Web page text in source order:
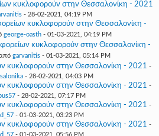
κυκλοφορούν στην Θεσσαλονίκη - 2021
- 28-02-2021, 04:19 PM
κυκλοφορούν στην Θεσσαλονίκη -
george-oasth- 01-03-2021, 04:19 PM
κυκλοφορούν στην Θεσσαλονίκη -
garvanitis- 01-03-2021, 05:14 PM
κυκλοφορούν στην Θεσσαλονίκη - 2021 -
- 28-02-2021, 04:03 PM
κυκλοφορούν στην Θεσσαλονίκη - 2021 -
- 28-02-2021, 07:17 PM
κυκλοφορούν στην Θεσσαλονίκη - 2021 -
- 01-03-2021, 03:23 PM
κυκλοφορούν στην Θεσσαλονίκη - 2021 -
- 01-03-2021, 05:56 PM